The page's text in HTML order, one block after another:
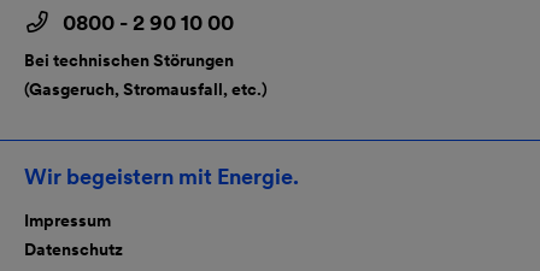
0800 - 2 90 10 00
Bei technischen Störungen
(Gasgeruch, Stromausfall, etc.)
Wir begeistern mit Energie.
Impressum
Datenschutz